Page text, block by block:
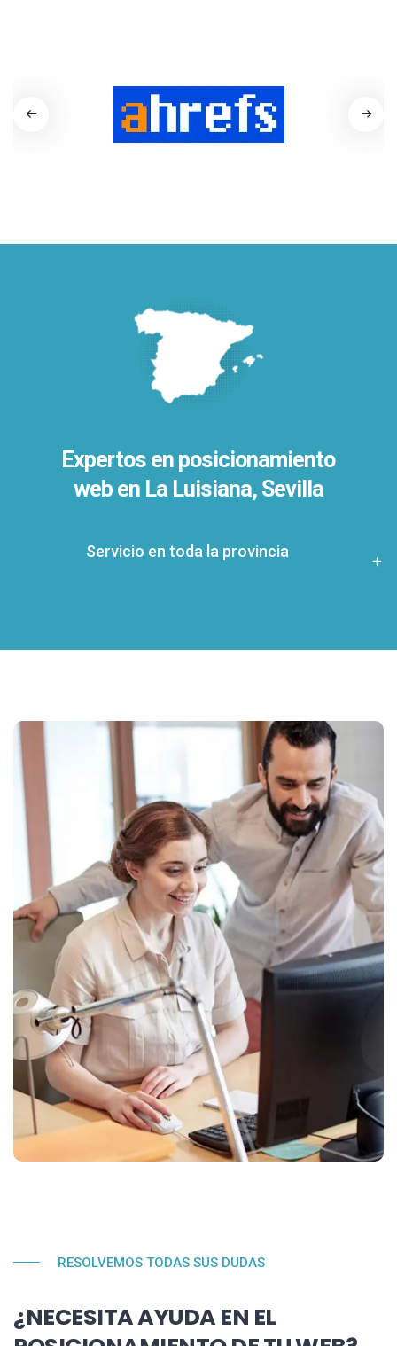
Expertos en posicionamiento
web en La Luisiana, Sevilla
Servicio en toda la provincia
RESOLVEMOS TODAS SUS DUDAS
¿NECESITA AYUDA EN EL